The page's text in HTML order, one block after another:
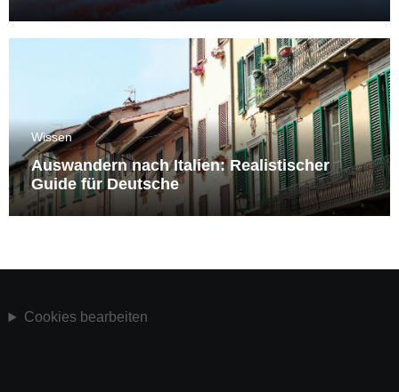
Wissen
Auswandern nach Italien: Realistischer
Guide für Deutsche
Cookies bearbeiten